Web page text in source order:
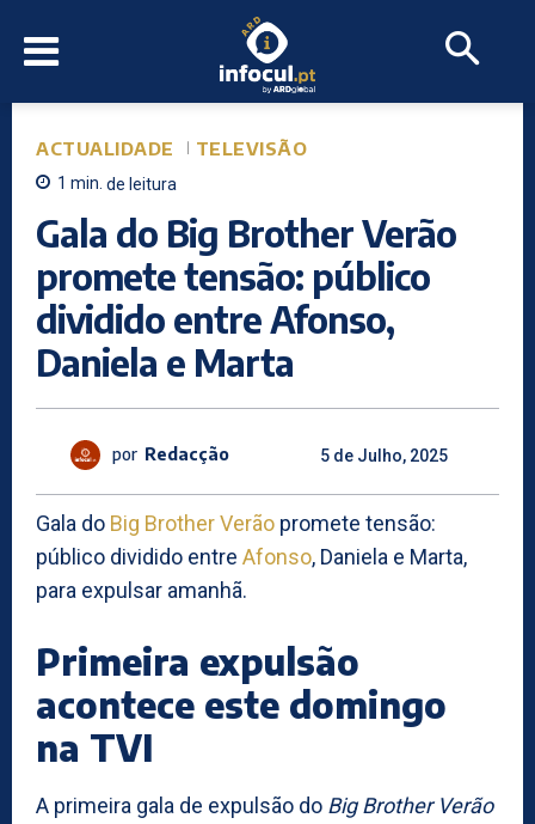
ACTUALIDADE TELEVISÃO
1 min. de leitura
Gala do Big Brother Verão
promete tensão: público
dividido entre Afonso,
Daniela e Marta
por Redacção 5 de Julho, 2025
Gala do Big Brother Verão promete tensão:
público dividido entre Afonso, Daniela e Marta,
para expulsar amanhã.
Primeira expulsão
acontece este domingo
na TVI
A primeira gala de expulsão do Big Brother Verão